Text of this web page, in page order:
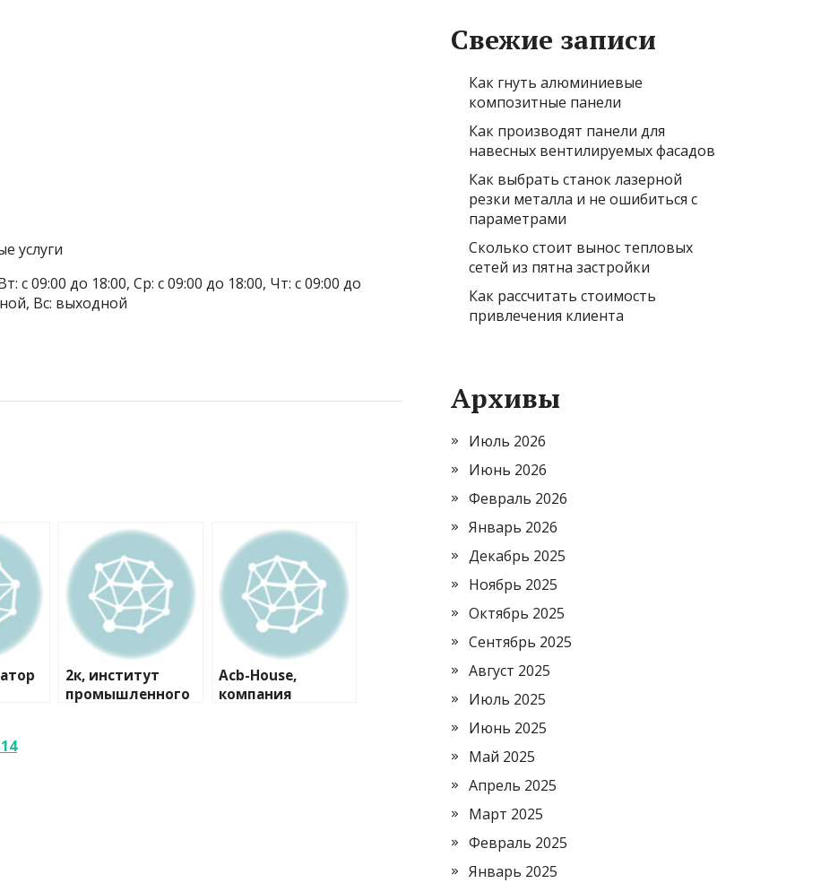
услуги
с 09:00 до 18:00, Ср: с 09:00 до 18:00, Чт: с 09:00 до
Вс: выходной
2к, институт
промышленного
Acb-House,
компания
Свежие записи
Как гнуть алюминиевые
композитные панели
Как производят панели для
навесных вентилируемых фасадов
Как выбрать станок лазерной
резки металла и не ошибиться с
параметрами
Сколько стоит вынос тепловых
сетей из пятна застройки
Как рассчитать стоимость
привлечения клиента
Архивы
Июль 2026
Июнь 2026
Февраль 2026
Январь 2026
Декабрь 2025
Ноябрь 2025
Октябрь 2025
Сентябрь 2025
Август 2025
Июль 2025
Июнь 2025
Май 2025
Апрель 2025
Март 2025
Февраль 2025
Январь 2025